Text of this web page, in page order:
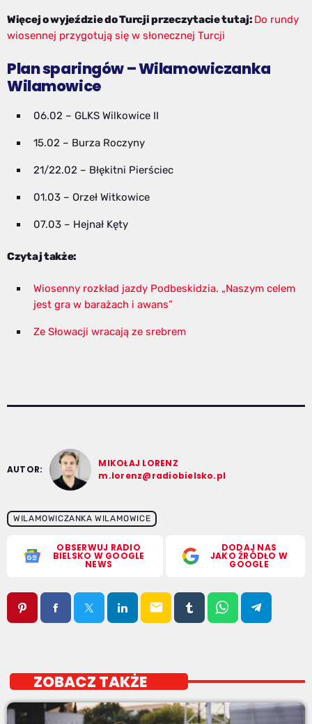
Więcej o wyjeździe do Turcji przeczytacie tutaj: Do rundy
wiosennej przygotują się w słonecznej Turcji
Plan sparingów – Wilamowiczanka
Wilamowice
06.02 – GLKS Wilkowice II
15.02 – Burza Roczyny
21/22.02 – Błękitni Pierściec
01.03 – Orzeł Witkowice
07.03 – Hejnał Kęty
Czytaj także:
Wiosenny rozkład jazdy Podbeskidzia. „Naszym celem
jest gra w barażach i awans”
Ze Słowacji wracają ze srebrem
AUTOR:
MIKOŁAJ LORENZ
m.lorenz@radiobielsko.pl
WILAMOWICZANKA WILAMOWICE
OBSERWUJ RADIO
BIELSKO W GOOGLE
NEWS
DODAJ NAS
JAKO ŹRÓDŁO W
GOOGLE
email
ZOBACZ TAKŻE